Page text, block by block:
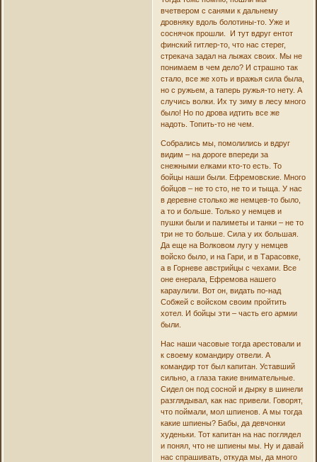
вчетвером с санями к дальнему
дровняку вдоль болотины-то. Уже и
соснячок прошли. И тут вдруг ентот
финский гитлер-то, что нас стерег,
стрекача задал на лыжах своих. Мы не
понимаем в чем дело? И страшно так
стало, все же хоть и вражья сила была,
но с ружьем, а таперь ружья-то нету. А
случись волки. Их ту зиму в лесу много
было! Но по дрова идтить все же
надоть. Топить-то не чем.
Собрались мы, помолились и вдруг
видим – на дороге впереди за
снежными елками кто-то есть. То
бойцы наши были. Ефремовские. Много
бойцов – не то сто, не то и тыща. У нас
в деревне столько же немцев-то было,
а то и больше. Только у немцев и
пушки были и палиметы и танки – не то
три не то больше. Сила у их большая.
Да еще на Волковом лугу у немцев
войско было, и на Гари, и в Тарасовке,
а в Горневе австрийцы с чехами. Все
оне енерала, Ефремова нашего
караулили. Вот он, видать по-над
Собжей с войском своим пройтить
хотел. И бойцы эти – часть его армии
были.
Нас наши часовые тогда арестовали и
к своему командиру отвели. А
командир тот был капитан. Уставший
сильно, а глаза такие внимательные.
Сидел он под сосной и дырку в шинели
разглядывал, как нас привели. Говорят,
что поймали, мол шпиенов. А мы тогда
какие шпиены? Бабы, да девчонки
худеньки. Тот капитан на нас поглядел
и понял, что не шпиены мы. Ну и давай
нас спрашивать, откуда мы, да много